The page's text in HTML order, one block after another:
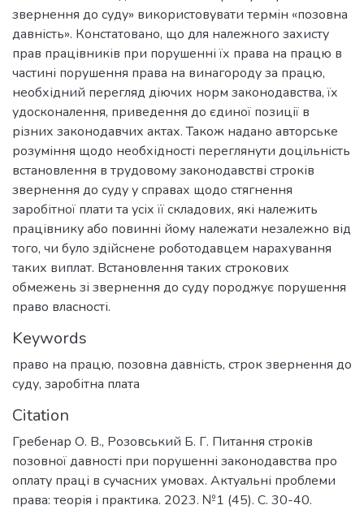
звернення до суду» використовувати термін «позовна
давність». Констатовано, що для належного захисту
прав працівників при порушенні їх права на працю в
частині порушення права на винагороду за працю,
необхідний перегляд діючих норм законодавства, їх
удосконалення, приведення до єдиної позиції в
різних законодавчих актах. Також надано авторське
розуміння щодо необхідності переглянути доцільність
встановлення в трудовому законодавстві строків
звернення до суду у справах щодо стягнення
заробітної плати та усіх її складових, які належить
працівнику або повинні йому належати незалежно від
того, чи було здійснене роботодавцем нарахування
таких виплат. Встановлення таких строкових
обмежень зі звернення до суду породжує порушення
право власності.
Keywords
право на працю, позовна давність, строк звернення до
суду, заробітна плата
Citation
Гребенар О. В., Розовський Б. Г. Питання строків
позовної давності при порушенні законодавства про
оплату праці в сучасних умовах. Актуальні проблеми
права: теорія і практика. 2023. №1 (45). С. 30-40.